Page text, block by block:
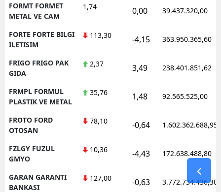
FORMT FORMET
METAL VE CAM
1,74 0,00 39.437.320,00
FORTE FORTE BILGI
ILETISIM
113,30 -4,15 363.950.365,60
FRIGO FRIGO PAK
GIDA
2,37 3,49 238.401.851,62
FRMPL FORMUL
PLASTIK VE METAL
35,76 1,48 92.565.525,00
FROTO FORD
OTOSAN
78,10 -0,64 1.602.362.688,95
FZLGY FUZUL
GMYO
10,36 -4,43 172.638.488,80
GARAN GARANTI
BANKASI
127,00 -0,63 3.772.734.436,30